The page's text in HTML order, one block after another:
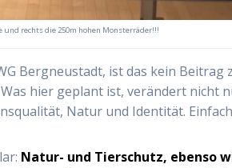
rechts die 250m hohen Monsterräder!!!
Bergneustadt, ist das kein Beitrag
hier geplant ist, verändert nicht
Natur und Identität.
Natur- und Tierschutz, ebenso